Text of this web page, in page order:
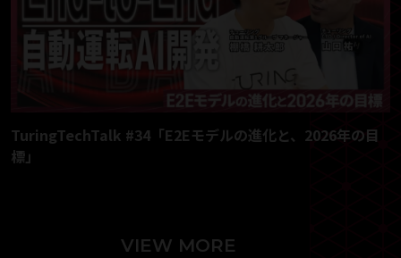
TuringTechTalk #34「E2Eモデルの進化と、2026年の目
標」
VIEW MORE